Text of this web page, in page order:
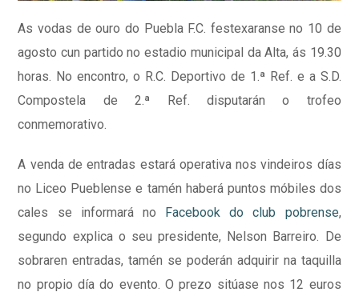
As vodas de ouro do Puebla F.C. festexaranse no 10 de
agosto cun partido no estadio municipal da Alta, ás 19.30
horas. No encontro, o R.C. Deportivo de 1.ª Ref. e a S.D.
Compostela de 2.ª Ref. disputarán o trofeo
conmemorativo.
A venda de entradas estará operativa nos vindeiros días
no Liceo Pueblense e tamén haberá puntos móbiles dos
cales se informará no
Facebook do club pobrense,
segundo explica o seu presidente, Nelson Barreiro. De
sobraren entradas, tamén se poderán adquirir na taquilla
no propio día do evento. O prezo sitúase nos 12 euros